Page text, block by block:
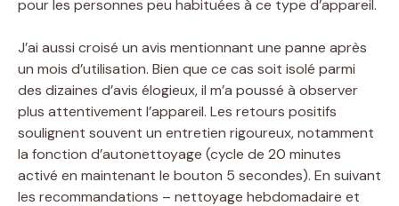
pour les personnes peu habituées à ce type d’appareil.
J’ai aussi croisé un avis mentionnant une panne après
un mois d’utilisation. Bien que ce cas soit isolé parmi
des dizaines d’avis élogieux, il m’a poussé à observer
plus attentivement l’appareil. Les retours positifs
soulignent souvent un entretien rigoureux, notamment
la fonction d’autonettoyage (cycle de 20 minutes
activé en maintenant le bouton 5 secondes). En suivant
les recommandations – nettoyage hebdomadaire et